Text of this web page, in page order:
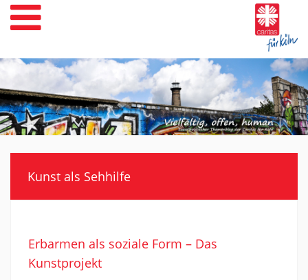
Weiter
zum
Inhalt
Kunst als Sehhilfe
Erbarmen als soziale Form – Das
Kunstprojekt